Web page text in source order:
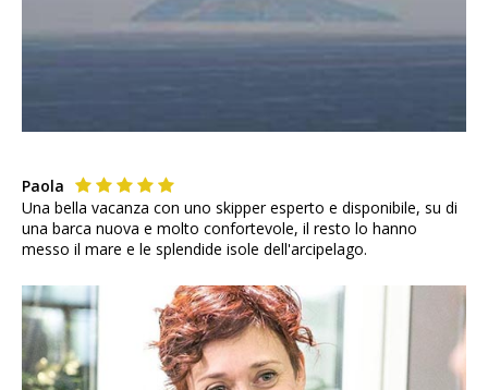
Paola
Una bella vacanza con uno skipper esperto e disponibile, su di
una barca nuova e molto confortevole, il resto lo hanno
messo il mare e le splendide isole dell'arcipelago.